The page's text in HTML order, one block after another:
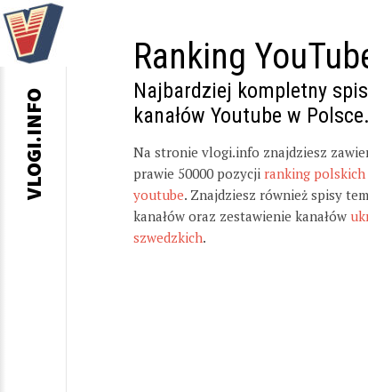
Ranking
Najbardziej kompletny spis
kanałów Youtube w Polsce.
Na stronie vlogi.info znajdziesz
prawie 50000 pozycji ranking polskich
youtube. Znajdziesz również spisy
kanałów oraz zestawienie kanałów
szwedzkich.
VLOGI.INFO